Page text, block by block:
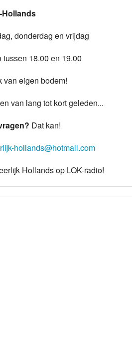
donderdag en vrijdag
tussen 18.00 en 19.00
van eigen bodem!
van lang tot kort geleden...
Dat kan!
hollands@hotmail.com
Hollands op LOK-radio!